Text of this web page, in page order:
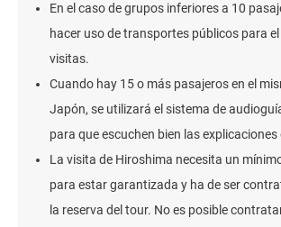
En el caso de grupos inferiores a 10
hacer uso de transportes públicos para
visitas.
Cuando hay 15 o más pasajeros en el
Japón, se utilizará el sistema de
para que escuchen bien las explicaciones
La visita de Hiroshima necesita un
para estar garantizada y ha de ser
la reserva del tour. No es posible